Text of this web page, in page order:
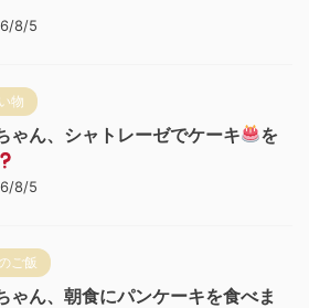
8/5
物
ゃん、シャトレーゼでケーキ
を
8/5
ご飯
ゃん、朝食にパンケーキを食べま